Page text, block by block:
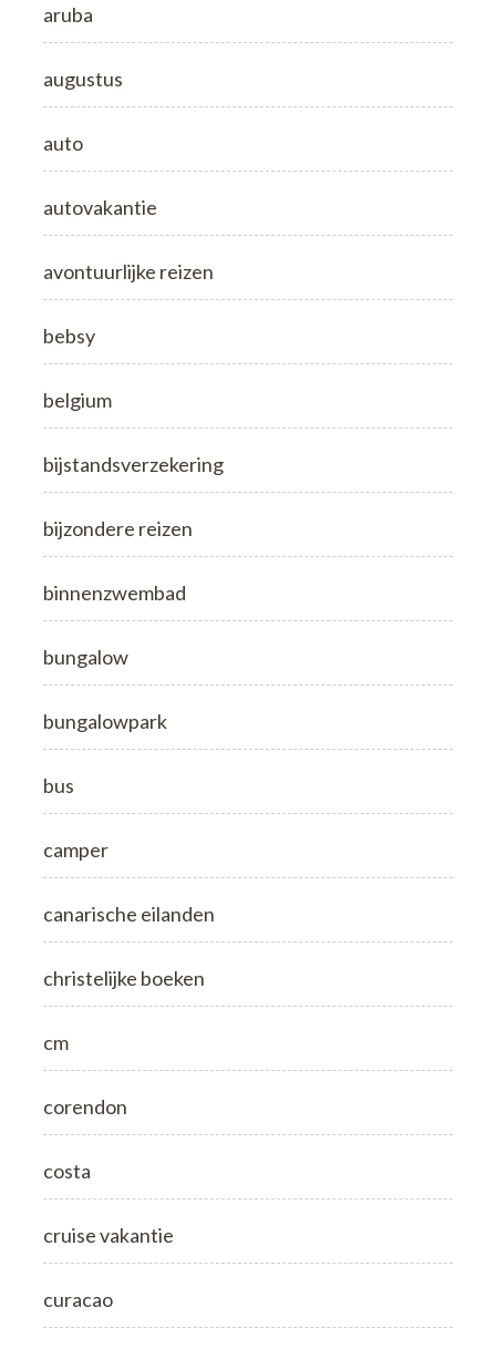
aruba
augustus
auto
autovakantie
avontuurlijke reizen
bebsy
belgium
bijstandsverzekering
bijzondere reizen
binnenzwembad
bungalow
bungalowpark
bus
camper
canarische eilanden
christelijke boeken
cm
corendon
costa
cruise vakantie
curacao